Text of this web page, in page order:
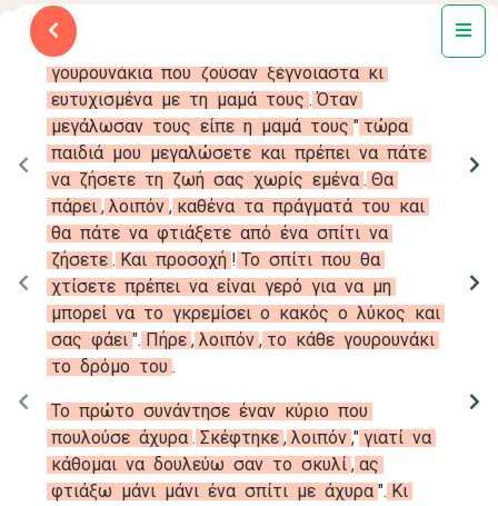
Μια
γουρουνάκια που ζούσαν ξέγνοιαστα κι
ευτυχισμένα με τη μαμά τους . Όταν
μεγάλωσαν τους είπε η μαμά τους " τώρα
παιδιά μου μεγαλώσετε και πρέπει να πάτε
να ζήσετε τη ζωή σας χωρίς εμένα . Θα
πάρει , λοιπόν , καθένα τα πράγματά του και
θα πάτε να φτιάξετε από ένα σπίτι να
ζήσετε . Και προσοχή ! Το σπίτι που θα
χτίσετε πρέπει να είναι γερό για να μη
μπορεί να το γκρεμίσει ο κακός ο λύκος και
σας φάει ". Πήρε , λοιπόν , το κάθε γουρουνάκι
το δρόμο του .
Το πρώτο συνάντησε έναν κύριο που
πουλούσε άχυρα . Σκέφτηκε , λοιπόν ," γιατί να
κάθομαι να δουλεύω σαν το σκυλί , ας
φτιάξω μάνι μάνι ένα σπίτι με άχυρα ". Κι